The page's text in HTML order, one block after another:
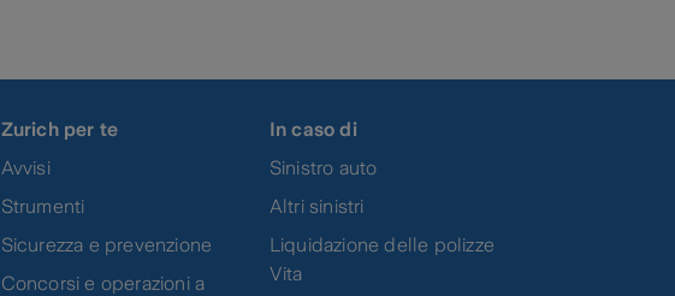
Zurich per te
Avvisi
Strumenti
Sicurezza e prevenzione
Concorsi e operazioni a
In caso di
Sinistro auto
Altri sinistri
Liquidazione delle polizze
Vita